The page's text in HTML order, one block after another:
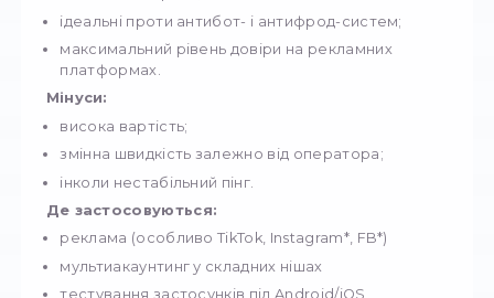
для ротації використовується спеціальне
API провайдера.
Відмінності IPv4 та IPv6:
IPv4 стабільніший і краще підтримується
сервісами;
IPv6 дешевший і підходить для величезної
кількості одночасних підключень.
Де застосовуються:
парсинг великих масивів даних